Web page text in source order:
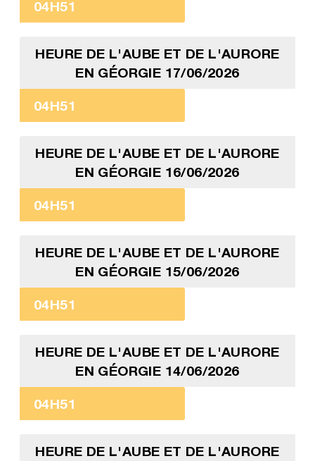
04H51
HEURE DE L'AUBE ET DE L'AURORE
EN GÉORGIE 17/06/2026
04H51
HEURE DE L'AUBE ET DE L'AURORE
EN GÉORGIE 16/06/2026
04H51
HEURE DE L'AUBE ET DE L'AURORE
EN GÉORGIE 15/06/2026
04H51
HEURE DE L'AUBE ET DE L'AURORE
EN GÉORGIE 14/06/2026
04H51
HEURE DE L'AUBE ET DE L'AURORE